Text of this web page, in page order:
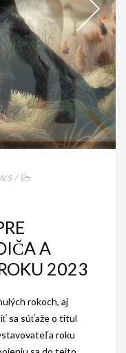
/
A
2023
rokoch, aj
sa súťaže o titul
roku